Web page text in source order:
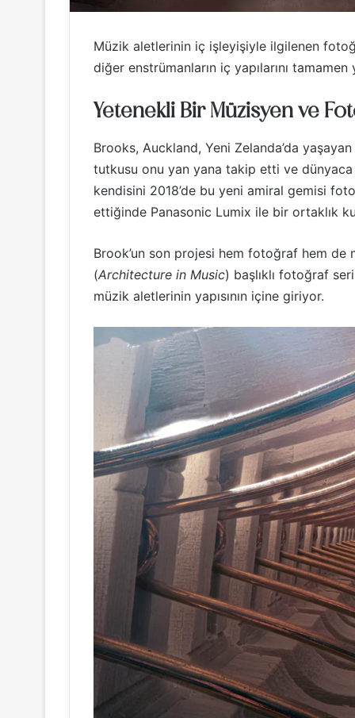
Müzik aletlerinin iç işleyişiyle ilgilenen
diğer enstrümanların iç yapılarını
Yetenekli Bir Müzisyen ve
Brooks, Auckland, Yeni Zelanda’da
tutkusu onu yan yana takip etti ve
kendisini 2018’de bu yeni amiral gemisi
ettiğinde Panasonic Lumix ile bir ortaklık
Brook’un son projesi hem fotoğraf hem de
(Architecture in Music) başlıklı fotoğraf
müzik aletlerinin yapısının içine giriyor.